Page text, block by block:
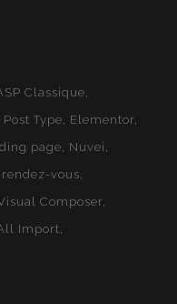
Classique
Type
Elementor
page
Nuvei
rendez-vous
Composer
Import